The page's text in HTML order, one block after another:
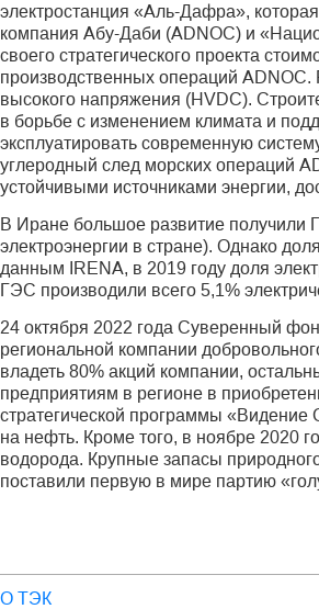
электростанция «Аль-Дафра»,
компания Абу-Даби (ADNOC) и
своего стратегического проекта
производственных операций ADNOC.
высокого напряжения (HVDC).
в борьбе с изменением климата и
эксплуатировать современную
углеродный след морских операций
устойчивыми источниками энергии,
В Иране большое развитие получили
электроэнергии в стране). Однако
данным IRENA, в 2019 году доля
ГЭС производили всего 5,1%
24 октября 2022 года Суверенный
региональной компании
владеть 80% акций компании,
предприятиям в регионе в
стратегической программы
на нефть. Кроме того, в ноябре 2020
водорода. Крупные запасы
поставили первую в мире партию
О ТЭК